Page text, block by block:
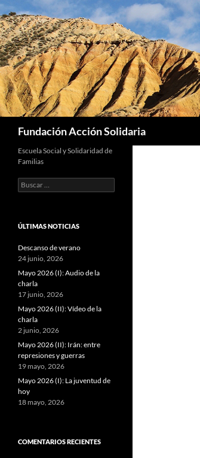
Saltar
al
contenido
Fundación Acción Solidaria
Escuela Social y Solidaridad de
Familias
Buscar:
ÚLTIMAS NOTICIAS
Descanso de verano
24 junio, 2026
Mayo 2026 (I): Audio de la
charla
17 junio, 2026
Mayo 2026 (II): Vídeo de la
charla
2 junio, 2026
Mayo 2026 (II): Irán: entre
represiones y guerras
19 mayo, 2026
Mayo 2026 (I): La juventud de
hoy
18 mayo, 2026
COMENTARIOS RECIENTES